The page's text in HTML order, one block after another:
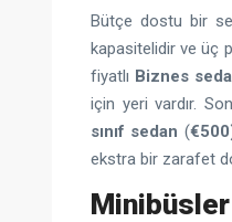
Bütçe dostu bir
kapasitelidir ve üç
fiyatlı Biznes
için yeri vardır.
sınıf sedan (
ekstra bir zarafet
Minibüsler